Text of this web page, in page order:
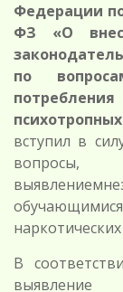
Федерации
ФЗ «О
по
вступил в
В